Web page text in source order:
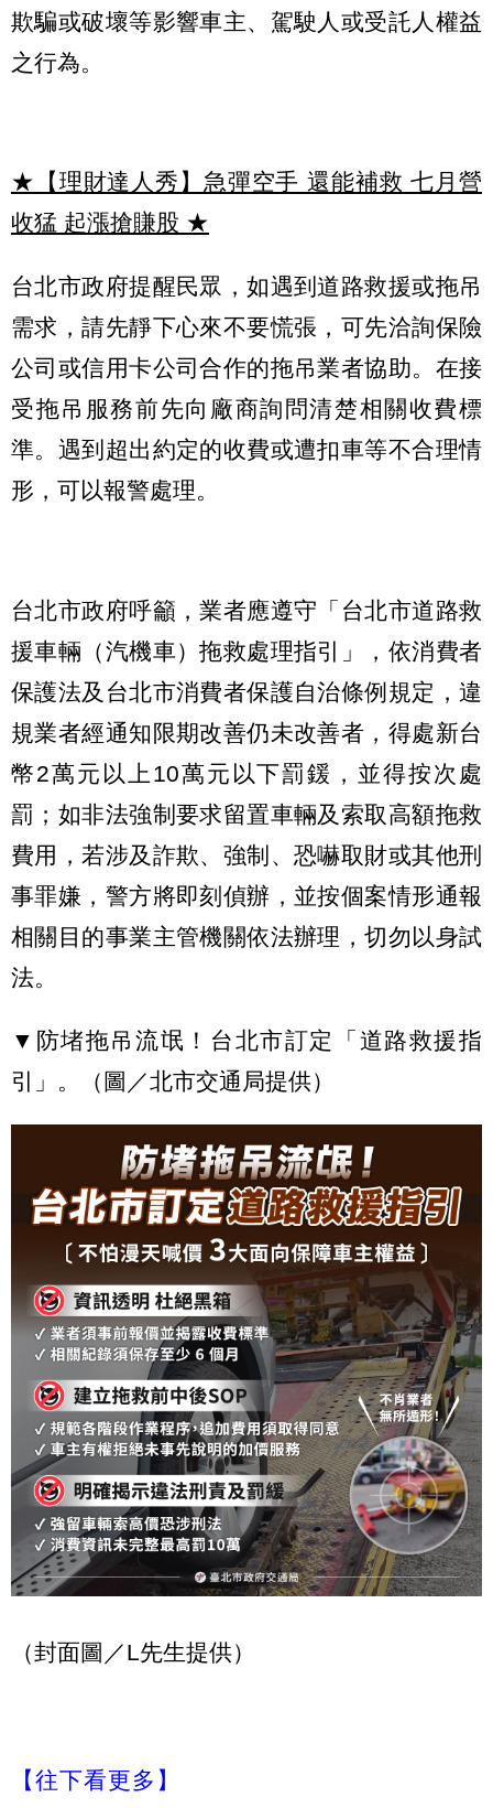
欺騙或破壞等影響車主、駕駛人或受託人權益
之行為。
★【理財達人秀】急彈空手 還能補救 七月營
收猛 起漲搶賺股 ★
台北市政府提醒民眾，如遇到道路救援或拖吊
需求，請先靜下心來不要慌張，可先洽詢保險
公司或信用卡公司合作的拖吊業者協助。在接
受拖吊服務前先向廠商詢問清楚相關收費標
準。遇到超出約定的收費或遭扣車等不合理情
形，可以報警處理。
台北市政府呼籲，業者應遵守「台北市道路救
援車輛（汽機車）拖救處理指引」，依消費者
保護法及台北市消費者保護自治條例規定，違
規業者經通知限期改善仍未改善者，得處新台
幣2萬元以上10萬元以下罰鍰，並得按次處
罰；如非法強制要求留置車輛及索取高額拖救
費用，若涉及詐欺、強制、恐嚇取財或其他刑
事罪嫌，警方將即刻偵辦，並按個案情形通報
相關目的事業主管機關依法辦理，切勿以身試
法。
▼防堵拖吊流氓！台北市訂定「道路救援指
引」。（圖／北市交通局提供）
（封面圖／L先生提供）
【往下看更多】